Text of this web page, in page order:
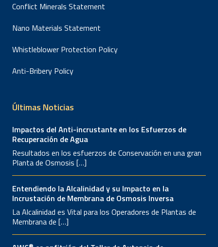
Conflict Minerals Statement
Nano Materials Statement
Whistleblower Protection Policy
Anti-Bribery Policy
Últimas Noticias
Impactos del Anti-incrustante en los Esfuerzos de
Recuperación de Agua
Resultados en los esfuerzos de Conservación en una gran
Planta de Osmosis […]
Entendiendo la Alcalinidad y su Impacto en la
Incrustación de Membrana de Osmosis Inversa
La Alcalinidad es Vital para los Operadores de Plantas de
Membrana de […]